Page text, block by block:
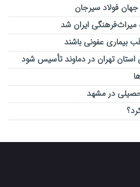
فولاد سیرجان
ایران شد
بیماری‌‌ عفونی باشند
استان تهران در دماوند تأسیس شود
در مشهد